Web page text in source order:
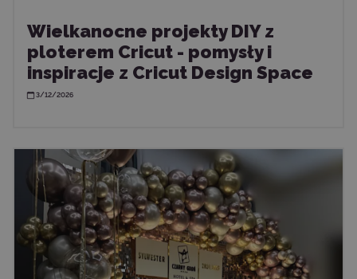
Wielkanocne projekty DIY z
ploterem Cricut - pomysły i
inspiracje z Cricut Design Space
3/12/2026